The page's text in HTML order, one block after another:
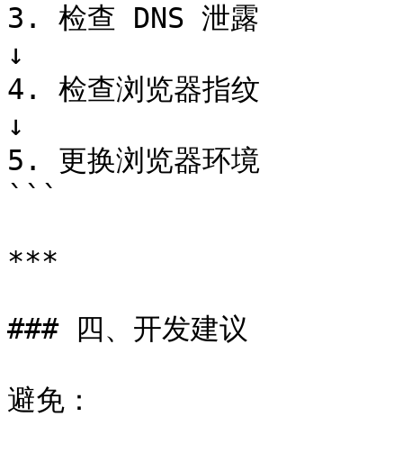
3. 检查 DNS 泄露
↓
4. 检查浏览器指纹
↓
5. 更换浏览器环境
```
***
### 四、开发建议
避免：